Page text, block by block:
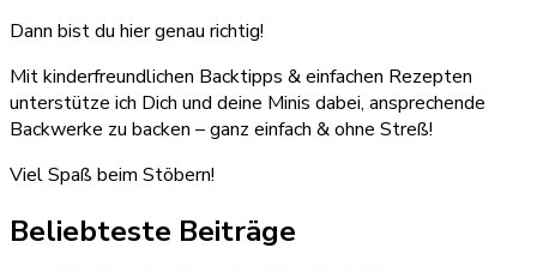
Dann bist du hier genau richtig!
Mit kinderfreundlichen Backtipps & einfachen Rezepten
unterstütze ich Dich und deine Minis dabei, ansprechende
Backwerke zu backen – ganz einfach & ohne Streß!
Viel Spaß beim Stöbern!
Beliebteste Beiträge